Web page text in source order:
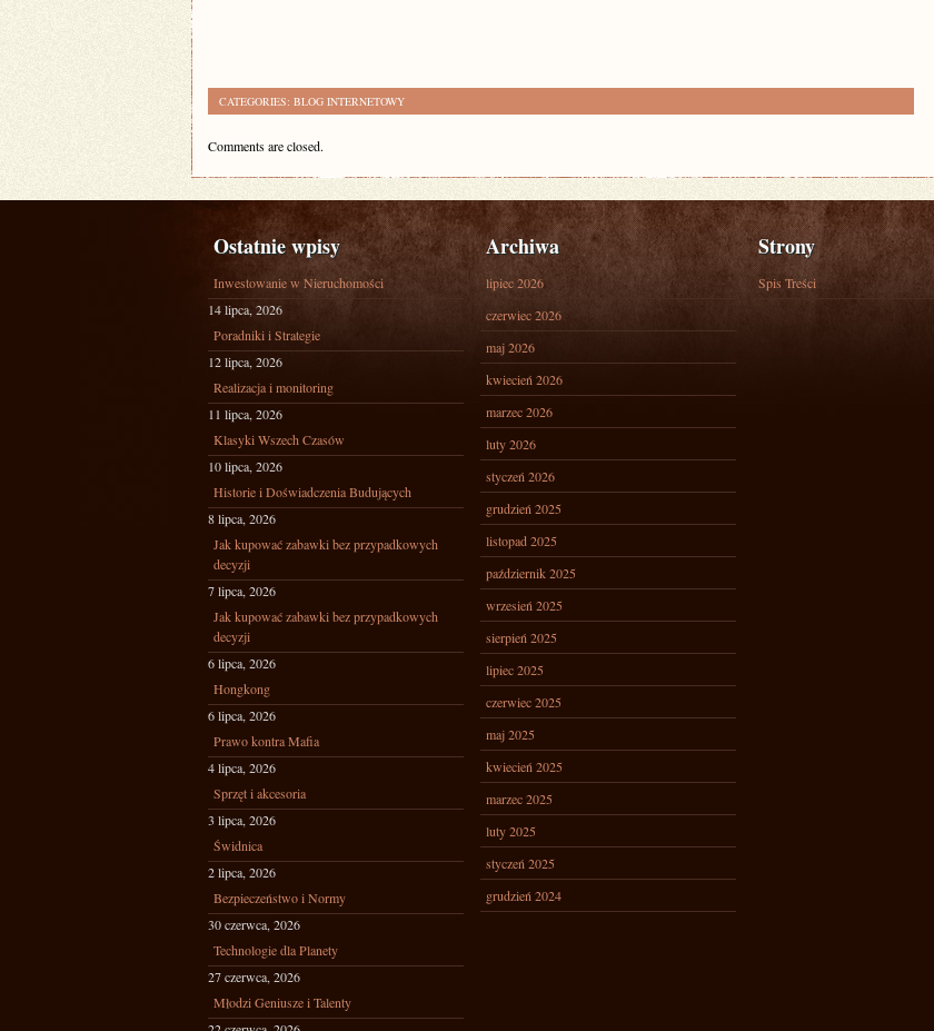
CATEGORIES: BLOG INTERNETOWY
Comments are closed.
Ostatnie wpisy
Inwestowanie w Nieruchomości
14 lipca, 2026
Poradniki i Strategie
12 lipca, 2026
Realizacja i monitoring
11 lipca, 2026
Klasyki Wszech Czasów
10 lipca, 2026
Historie i Doświadczenia Budujących
8 lipca, 2026
Jak kupować zabawki bez przypadkowych
decyzji
7 lipca, 2026
Jak kupować zabawki bez przypadkowych
decyzji
6 lipca, 2026
Hongkong
6 lipca, 2026
Prawo kontra Mafia
4 lipca, 2026
Sprzęt i akcesoria
3 lipca, 2026
Świdnica
2 lipca, 2026
Bezpieczeństwo i Normy
30 czerwca, 2026
Technologie dla Planety
27 czerwca, 2026
Młodzi Geniusze i Talenty
Archiwa
lipiec 2026
czerwiec 2026
maj 2026
kwiecień 2026
marzec 2026
luty 2026
styczeń 2026
grudzień 2025
listopad 2025
październik 2025
wrzesień 2025
sierpień 2025
lipiec 2025
czerwiec 2025
maj 2025
kwiecień 2025
marzec 2025
luty 2025
styczeń 2025
grudzień 2024
Strony
Spis Treści